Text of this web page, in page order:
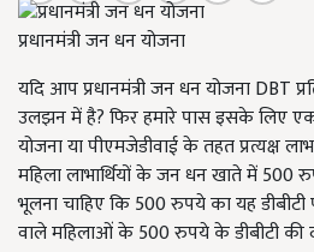
प्रधानमंत्री जन धन योजना
यदि आप प्रधानमंत्री जन धन योजना DBT
उलझन में है? फिर हमारे पास इसके लिए एक
योजना या पीएमजेडीवाई के तहत प्रत्यक्ष
महिला लाभार्थियों के जन धन खाते में 500
भूलना चाहिए कि 500 रुपये का यह
वाले महिलाओं के 500 रुपये के डीबीटी की